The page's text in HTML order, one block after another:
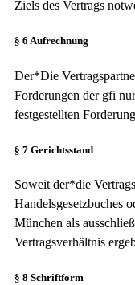
Ziels des Vertrags
§ 6 Aufrechnung
Der*Die
Forderungen der gfi
festgestellten
§ 7 Gerichtsstand
Soweit der*die
Handelsgesetzbuches
München als
Vertragsverhältnis
§ 8 Schriftform